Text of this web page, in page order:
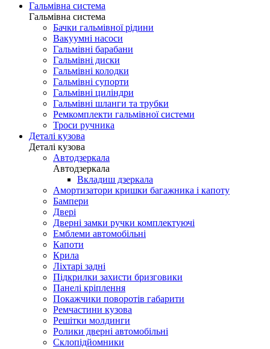
Гальмівна система
Гальмівна система
Бачки гальмівної рідини
Вакуумні насоси
Гальмівні барабани
Гальмівні диски
Гальмівні колодки
Гальмівні супорти
Гальмівні циліндри
Гальмівні шланги та трубки
Ремкомплекти гальмівної системи
Троси ручника
Деталі кузова
Деталі кузова
Автодзеркала
Автодзеркала
Вкладиш дзеркала
Амортизатори кришки багажника і капоту
Бампери
Двері
Дверні замки ручки комплектуючі
Емблеми автомобільні
Капоти
Крила
Ліхтарі задні
Підкрилки захисти бризговики
Панелі кріплення
Покажчики поворотів габарити
Ремчастини кузова
Решітки молдинги
Ролики дверні автомобільні
Склопідйомники